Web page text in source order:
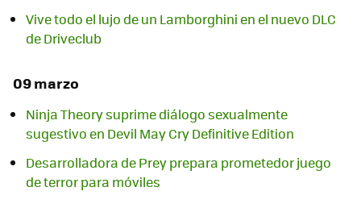
Vive todo el lujo de un Lamborghini en el nuevo DLC
de Driveclub
09 marzo
Ninja Theory suprime diálogo sexualmente
sugestivo en Devil May Cry Definitive Edition
Desarrolladora de Prey prepara prometedor juego
de terror para móviles